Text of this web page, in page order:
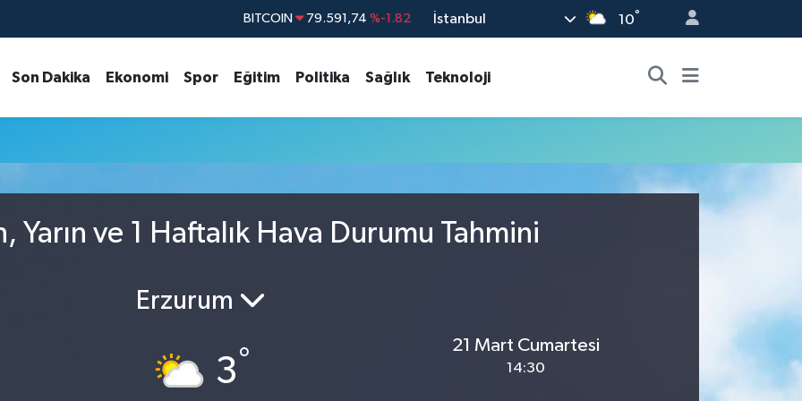
BITCOIN 79.591,74 %-1.82
EURO 53,38690 %0.19
STERLİN 61,60380 %0.18
İstanbul 10°
Son Dakika Ekonomi Spor Eğitim Politika Sağlık Teknoloji
Yarın ve 1 Haftalık Hava Durumu Tahmini
Erzurum
3°
21 Mart Cumartesi
14:30